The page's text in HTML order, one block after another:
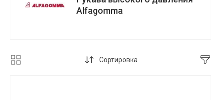
Alfagomma
Сортировка